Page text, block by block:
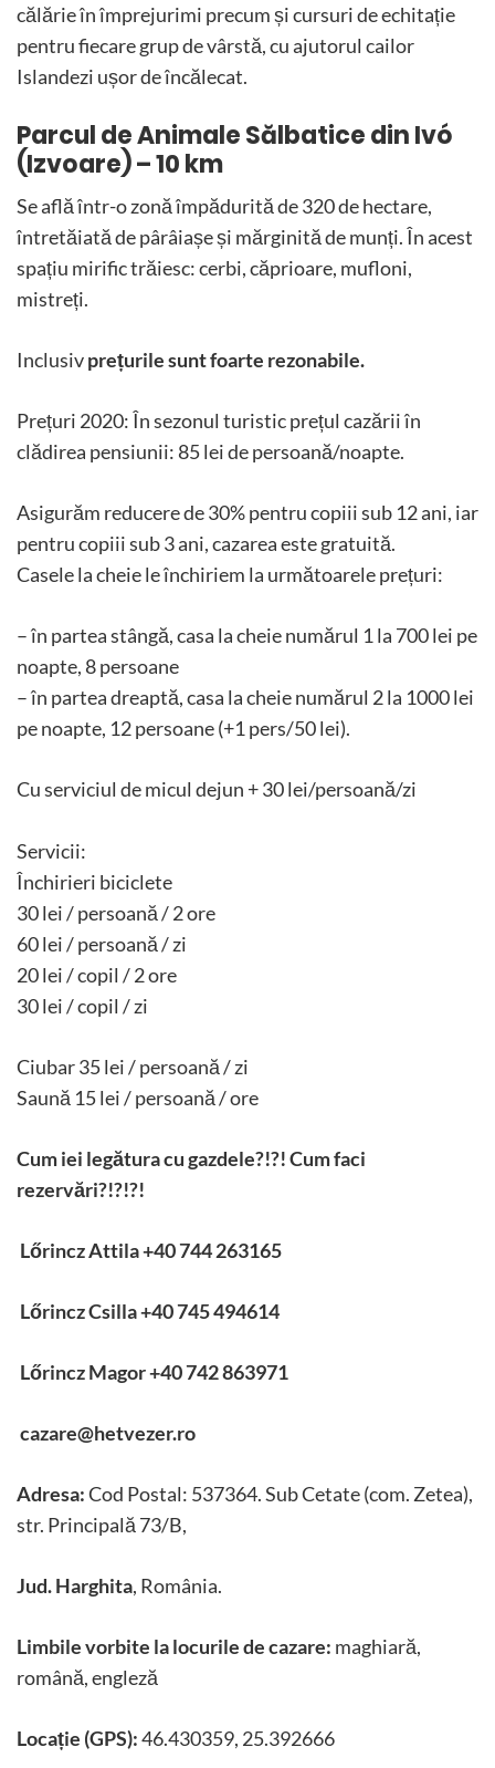
călărie în împrejurimi precum și cursuri de echitație
pentru fiecare grup de vârstă, cu ajutorul cailor
Islandezi ușor de încălecat.
Parcul de Animale Sălbatice din Ivó
(Izvoare) – 10 km
Se află într-o zonă împădurită de 320 de hectare,
întretăiată de pârâiașe și mărginită de munți. În acest
spațiu mirific trăiesc: cerbi, căprioare, mufloni,
mistreți.
Inclusivprețurile sunt foarte rezonabile.
Prețuri 2020: În sezonul turistic prețul cazării în
clădirea pensiunii: 85 lei de persoană/noapte.
Asigurăm reducere de 30% pentru copiii sub 12 ani, iar
pentru copiii sub 3 ani, cazarea este gratuită.
Casele la cheie le închiriem la următoarele prețuri:
– în partea stângă, casa la cheie numărul 1 la 700 lei pe
noapte, 8 persoane
– în partea dreaptă, casa la cheie numărul 2 la 1000 lei
pe noapte, 12 persoane (+1 pers/50 lei).
Cu serviciul de micul dejun + 30 lei/persoană/zi
Servicii:
Închirieri biciclete
30 lei / persoană / 2 ore
60 lei / persoană / zi
20 lei / copil / 2 ore
30 lei / copil / zi
Ciubar 35 lei / persoană / zi
Saună 15 lei / persoană / ore
Cum iei legătura cu gazdele?!?! Cum faci
rezervări?!?!?!
Lőrincz Attila +40 744 263165
Lőrincz Csilla +40 745 494614
Lőrincz Magor +40 742 863971
cazare@hetvezer.ro
Adresa:Cod Postal: 537364. Sub Cetate (com. Zetea),
str. Principală 73/B,
Jud. Harghita, România.
Limbile vorbite la locurile de cazare: maghiară,
română, engleză
Locație (GPS):46.430359, 25.392666